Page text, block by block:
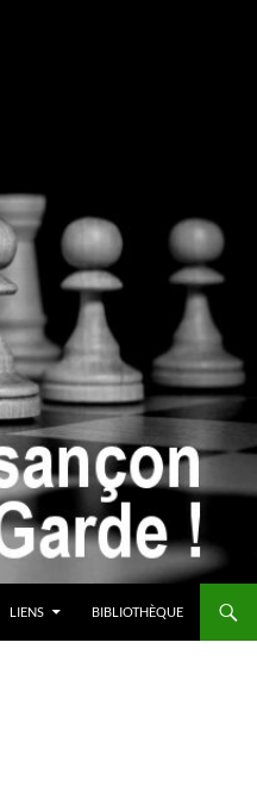
LIENS BIBLIOTHÈQUE